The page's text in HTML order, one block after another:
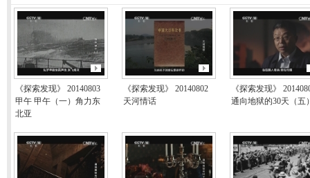
《探索发现》 20140803
甲午 甲午（一）角力东
北亚
《探索发现》 20140802
天河情话
《探索发现》
通向地狱的30天（五